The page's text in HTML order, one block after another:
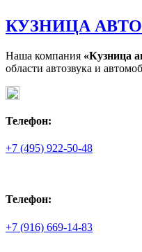
КУЗНИЦА
Наша компания «Кузница
области автозвука и
Телефон:
+7 (495) 922-50-48
Телефон:
+7 (916) 669-14-83